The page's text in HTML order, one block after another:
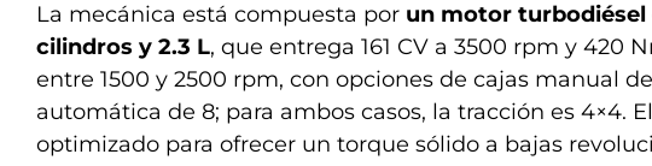
La mecánica está compuesta por un motor turbodiésel
cilindros y 2.3 L, que entrega 161 CV a 3500 rpm y 420
entre 1500 y 2500 rpm, con opciones de cajas manual
automática de 8; para ambos casos, la tracción es 4×4.
optimizado para ofrecer un torque sólido a bajas